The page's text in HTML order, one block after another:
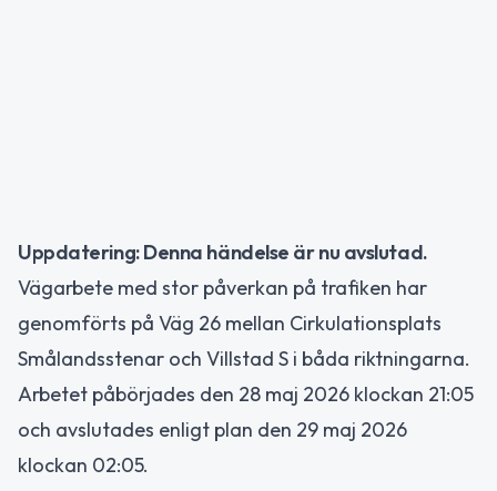
Uppdatering: Denna händelse är nu avslutad.
Vägarbete med stor påverkan på trafiken har
genomförts på Väg 26 mellan Cirkulationsplats
Smålandsstenar och Villstad S i båda riktningarna.
Arbetet påbörjades den 28 maj 2026 klockan 21:05
och avslutades enligt plan den 29 maj 2026
klockan 02:05.